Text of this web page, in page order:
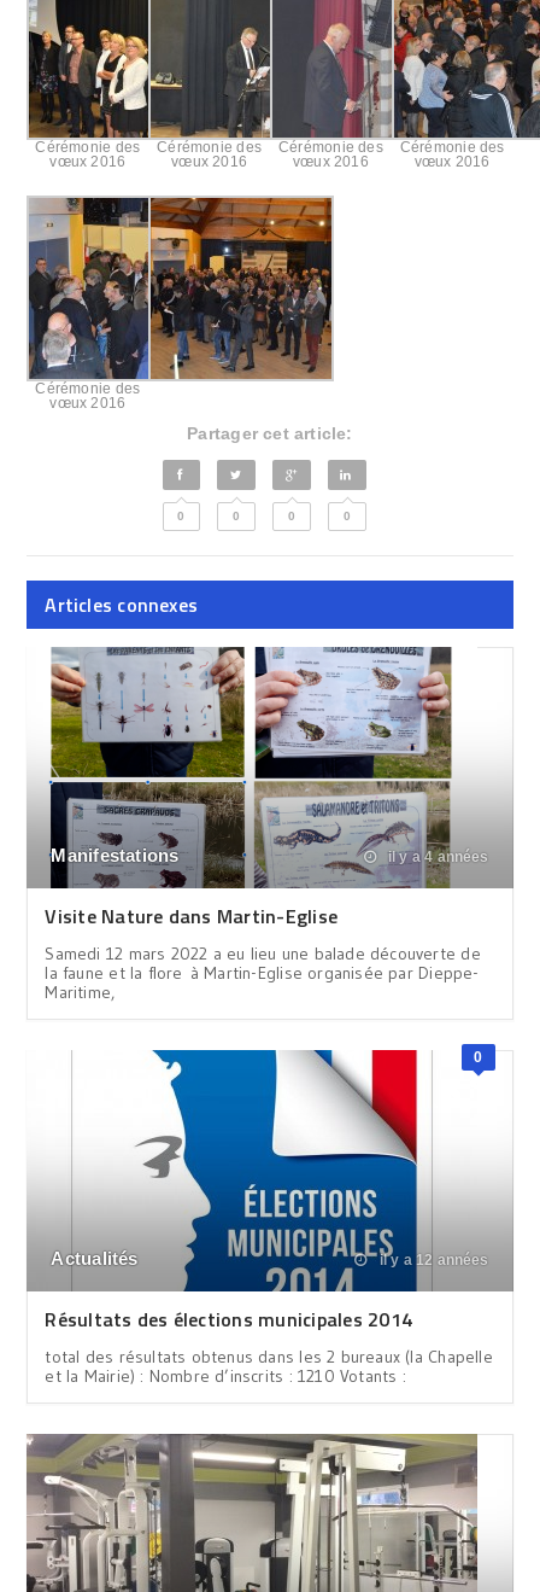
Cérémonie des
vœux 2016
Cérémonie des
vœux 2016
Cérémonie des
vœux 2016
Cérémonie des
vœux 2016
Cérémonie des
vœux 2016
Partager cet article:
0 0 0 0
Articles connexes
Manifestations il y a 4 années
Visite Nature dans Martin-Eglise
Samedi 12 mars 2022 a eu lieu une balade découverte de
la faune et la flore à Martin-Eglise organisée par Dieppe-
Maritime,
0
Actualités il y a 12 années
Résultats des élections municipales 2014
total des résultats obtenus dans les 2 bureaux (la Chapelle
et la Mairie) : Nombre d’inscrits : 1210 Votants :